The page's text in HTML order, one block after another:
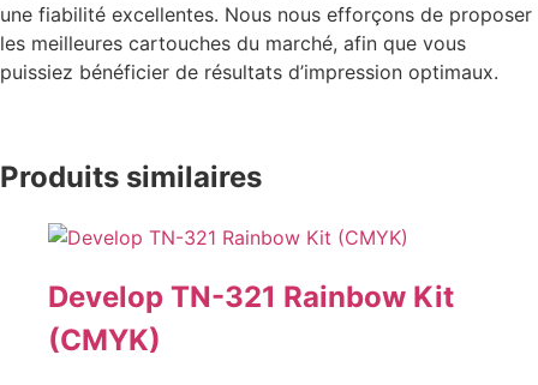
une fiabilité excellentes. Nous nous efforçons de proposer
les meilleures cartouches du marché, afin que vous
puissiez bénéficier de résultats d’impression optimaux.
Produits similaires
Develop TN-321 Rainbow Kit
(CMYK)